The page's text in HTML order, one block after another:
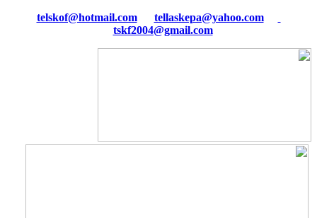
tellaskepa@yahoo.com
tskf2004@gmail.com